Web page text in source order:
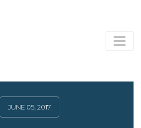
JUNE 05, 2017